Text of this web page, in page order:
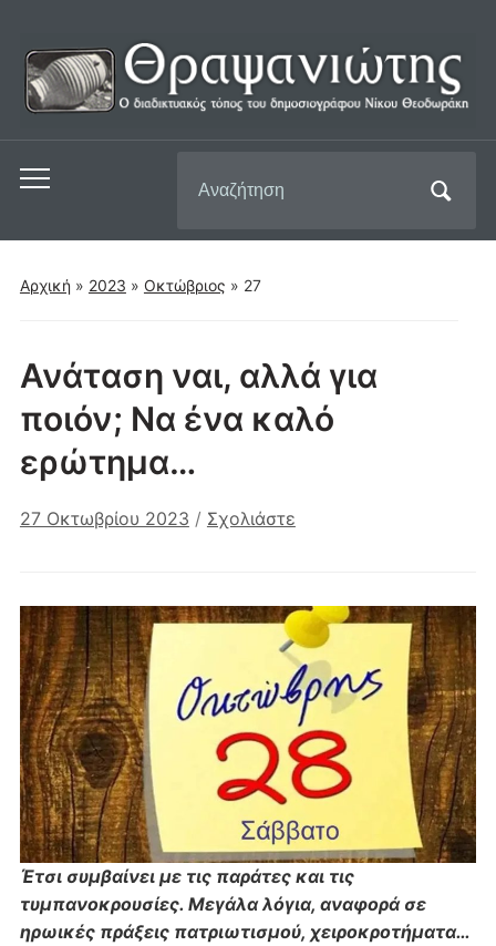
Εναλλαγή
μενού
για
για:
Αρχική » 2023 » Οκτώβριος » 27
Ανάταση ναι, αλλά για
ποιόν; Να ένα καλό
ερώτημα…
27 Οκτωβρίου 2023 / Σχολιάστε
Έτσι συμβαίνει με τις παράτες και τις
τυμπανοκρουσίες. Μεγάλα λόγια, αναφορά σε
ηρωικές πράξεις πατριωτισμού, χειροκροτήματα…